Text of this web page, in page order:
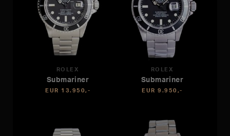
ROLEX
Submariner
EUR 13.950,-
ROLEX
Submariner
EUR 9.950,-